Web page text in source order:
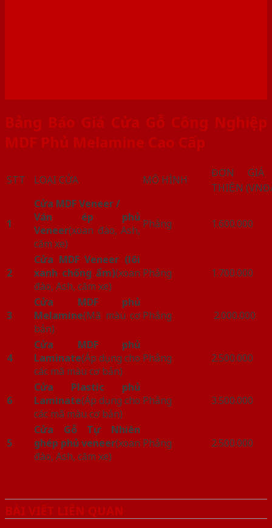
Bảng Báo Giá Cửa Gỗ Công Nghiệp
MDF Phủ Melamine Cao Cấp
STT LOẠI CỬA MÔ HÌNH
ĐƠN GIÁ
THIỆN
1
Cửa MDF Veneer /
Ván ép phủ
Veneer(xoan đào, Ash,
căm xe)
Phẳng 1.600.000
2
Cửa MDF Veneer (lõi
xanh chống ẩm)(xoan
đào, Ash, căm xe)
Phẳng 1.700.000
3
Cửa MDF phủ
Melamine(Mã màu cơ
bản)
Phẳng 2.000.000
4
Cửa MDF phủ
Laminate(Áp dụng cho
các mã màu cơ bản)
Phẳng 2.500.000
6
Cửa Plastic phủ
Laminate(Áp dụng cho
các mã màu cơ bản)
Phẳng 3.500.000
5
Cửa Gỗ Tự Nhiên
ghép phủ veneer(xoan
đào, Ash, căm xe)
Phẳng 2.500.000
BÀI VIẾT LIÊN QUAN